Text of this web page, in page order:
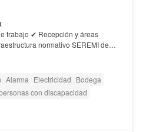
trabajo ✔ Recepción y áreas
normativo SEREMI de
Alarma Electricidad Bodega
con discapacidad